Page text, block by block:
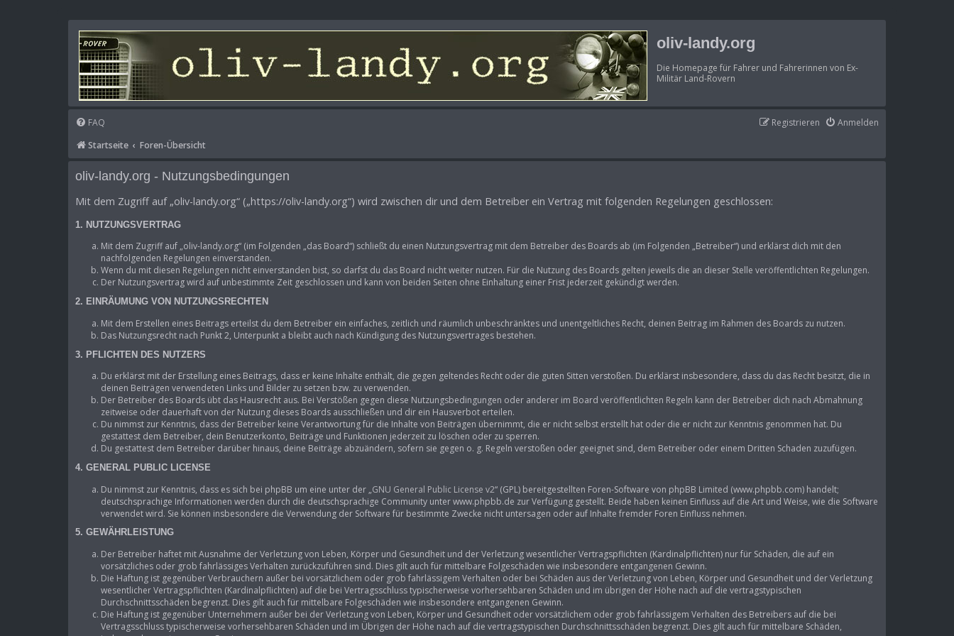
oliv-landy.org
Die Homepage für Fahrer und Fahrerinnen von Ex-
Militär Land-Rovern
FAQ Anmelden
Registrieren
Startseite
Foren-Übersicht
oliv-landy.org - Nutzungsbedingungen
Mit dem Zugriff auf „oliv-landy.org“ („https://oliv-landy.org“) wird zwischen dir und dem Betreiber ein Vertrag mit folgenden Regelungen geschlossen:
1. NUTZUNGSVERTRAG
Mit dem Zugriff auf „oliv-landy.org“ (im Folgenden „das Board“) schließt du einen Nutzungsvertrag mit dem Betreiber des Boards ab (im Folgenden „Betreiber“) und erklärst dich mit den
nachfolgenden Regelungen einverstanden.
Wenn du mit diesen Regelungen nicht einverstanden bist, so darfst du das Board nicht weiter nutzen. Für die Nutzung des Boards gelten jeweils die an dieser Stelle veröffentlichten Regelungen.
Der Nutzungsvertrag wird auf unbestimmte Zeit geschlossen und kann von beiden Seiten ohne Einhaltung einer Frist jederzeit gekündigt werden.
2. EINRÄUMUNG VON NUTZUNGSRECHTEN
Mit dem Erstellen eines Beitrags erteilst du dem Betreiber ein einfaches, zeitlich und räumlich unbeschränktes und unentgeltliches Recht, deinen Beitrag im Rahmen des Boards zu nutzen.
Das Nutzungsrecht nach Punkt 2, Unterpunkt a bleibt auch nach Kündigung des Nutzungsvertrages bestehen.
3. PFLICHTEN DES NUTZERS
Du erklärst mit der Erstellung eines Beitrags, dass er keine Inhalte enthält, die gegen geltendes Recht oder die guten Sitten verstoßen. Du erklärst insbesondere, dass du das Recht besitzt, die in
deinen Beiträgen verwendeten Links und Bilder zu setzen bzw. zu verwenden.
Der Betreiber des Boards übt das Hausrecht aus. Bei Verstößen gegen diese Nutzungsbedingungen oder anderer im Board veröffentlichten Regeln kann der Betreiber dich nach Abmahnung
zeitweise oder dauerhaft von der Nutzung dieses Boards ausschließen und dir ein Hausverbot erteilen.
Du nimmst zur Kenntnis, dass der Betreiber keine Verantwortung für die Inhalte von Beiträgen übernimmt, die er nicht selbst erstellt hat oder die er nicht zur Kenntnis genommen hat. Du
gestattest dem Betreiber, dein Benutzerkonto, Beiträge und Funktionen jederzeit zu löschen oder zu sperren.
Du gestattest dem Betreiber darüber hinaus, deine Beiträge abzuändern, sofern sie gegen o. g. Regeln verstoßen oder geeignet sind, dem Betreiber oder einem Dritten Schaden zuzufügen.
4. GENERAL PUBLIC LICENSE
Du nimmst zur Kenntnis, dass es sich bei phpBB um eine unter der „GNU General Public License v2“ (GPL) bereitgestellten Foren-Software von phpBB Limited (www.phpbb.com) handelt;
deutschsprachige Informationen werden durch die deutschsprachige Community unter www.phpbb.de zur Verfügung gestellt. Beide haben keinen Einfluss auf die Art und Weise, wie die Software
verwendet wird. Sie können insbesondere die Verwendung der Software für bestimmte Zwecke nicht untersagen oder auf Inhalte fremder Foren Einfluss nehmen.
5. GEWÄHRLEISTUNG
Der Betreiber haftet mit Ausnahme der Verletzung von Leben, Körper und Gesundheit und der Verletzung wesentlicher Vertragspflichten (Kardinalpflichten) nur für Schäden, die auf ein
vorsätzliches oder grob fahrlässiges Verhalten zurückzuführen sind. Dies gilt auch für mittelbare Folgeschäden wie insbesondere entgangenen Gewinn.
Die Haftung ist gegenüber Verbrauchern außer bei vorsätzlichem oder grob fahrlässigem Verhalten oder bei Schäden aus der Verletzung von Leben, Körper und Gesundheit und der Verletzung
wesentlicher Vertragspflichten (Kardinalpflichten) auf die bei Vertragsschluss typischerweise vorhersehbaren Schäden und im übrigen der Höhe nach auf die vertragstypischen
Durchschnittsschäden begrenzt. Dies gilt auch für mittelbare Folgeschäden wie insbesondere entgangenen Gewinn.
Die Haftung ist gegenüber Unternehmern außer bei der Verletzung von Leben, Körper und Gesundheit oder vorsätzlichem oder grob fahrlässigem Verhalten des Betreibers auf die bei
Vertragsschluss typischerweise vorhersehbaren Schäden und im Übrigen der Höhe nach auf die vertragstypischen Durchschnittsschäden begrenzt. Dies gilt auch für mittelbare Schäden,